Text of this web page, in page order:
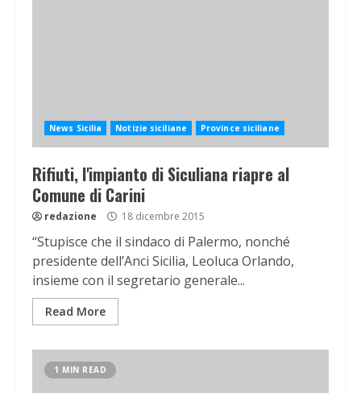
News Sicilia Notizie siciliane Province siciliane
Rifiuti, l'impianto di Siculiana riapre al
Comune di Carini
redazione 18 dicembre 2015
“Stupisce che il sindaco di Palermo, nonché
presidente dell’Anci Sicilia, Leoluca Orlando,
insieme con il segretario generale...
Read More
1 MIN READ